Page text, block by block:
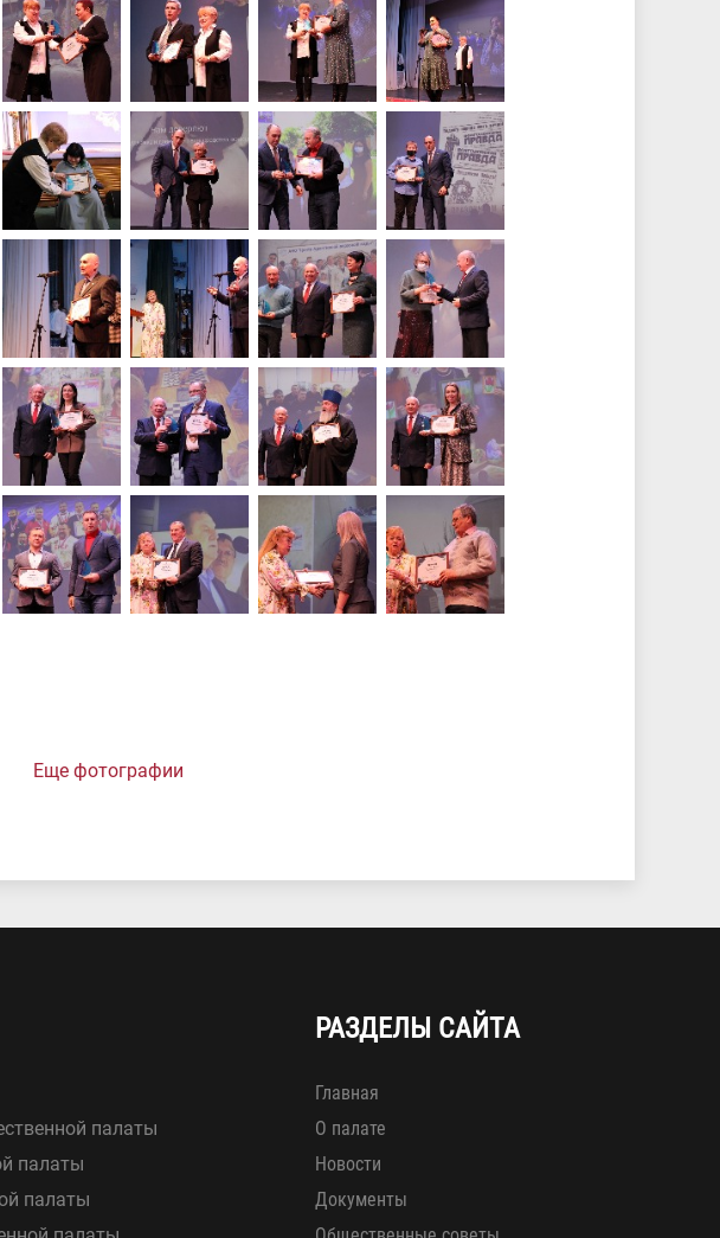
Еще фотографии
палаты
палаты
палаты
РАЗДЕЛЫ САЙТА
Главная
О палате
Новости
Документы